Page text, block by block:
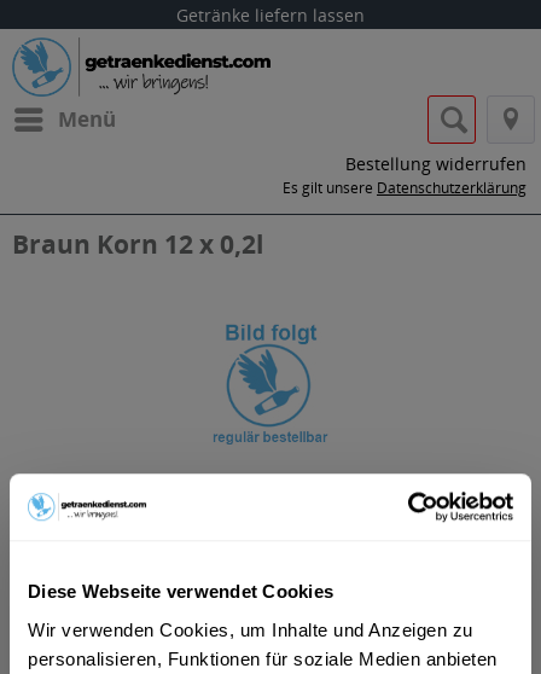
Diese Webseite verwendet Cookies
Wir verwenden Cookies, um Inhalte und Anzeigen zu
personalisieren, Funktionen für soziale Medien anbieten
Getränke liefern lassen
Menü
Bestellung widerrufen
Es gilt unsere Datenschutzerklärung
Braun Korn 12 x 0,2l
ab 37,89 € *
Inhalt:2.4 Liter (15,79 € * / 1 Liter)
inkl. MwSt.ggf. zzgl. Erschwerniszuschlag